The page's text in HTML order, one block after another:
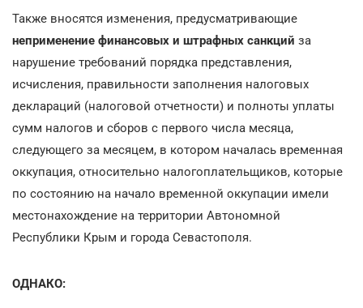
Также вносятся изменения, предусматривающие
неприменение финансовых и штрафных санкций за
нарушение требований порядка представления,
исчисления, правильности заполнения налоговых
деклараций (налоговой отчетности) и полноты уплаты
сумм налогов и сборов с первого числа месяца,
следующего за месяцем, в котором началась временная
оккупация, относительно налогоплательщиков, которые
по состоянию на начало временной оккупации имели
местонахождение на территории Автономной
Республики Крым и города Севастополя.
ОДНАКО: